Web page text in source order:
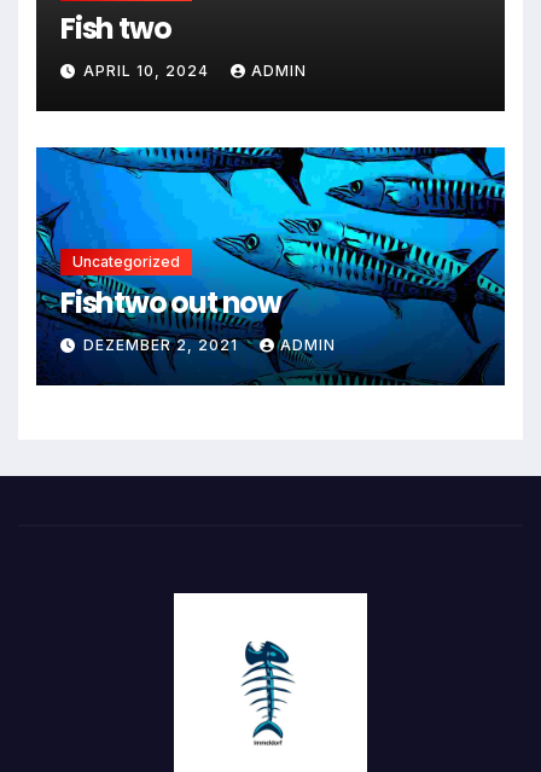
Fish two
APRIL 10, 2024 ADMIN
Uncategorized
Fishtwo out now
DEZEMBER 2, 2021 ADMIN